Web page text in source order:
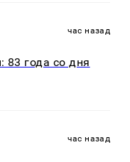
час назад
года со дня
час назад